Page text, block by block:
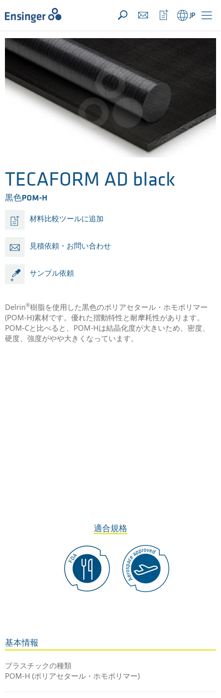
お問い合わせリスト ({{productCount}} 件の素材)開く
ホ
ー
ム
JP
ウ
ォ
ッ
チ
リ
ス
ト
を
開
TECAFORM AD black
黒色POM-H
材料比較ツールに追加
見積依頼・お問い合わせ
サンプル依頼
Delrin®樹脂を使用した黒色のポリアセタール・ホモポリマー
(POM-H)素材です。優れた摺動特性と耐摩耗性があります。
POM-Cと比べると、POM-Hは結晶化度が大きいため、密度、
硬度、強度がやや大きくなっています。
適合規格
基本情報
プラスチックの種類
POM-H (ポリアセタール・ホモポリマー)